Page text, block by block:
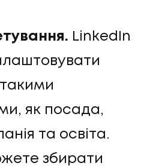
LinkedIn
як посада,
та освіта.
збирати